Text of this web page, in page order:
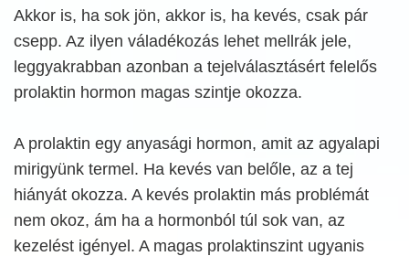
Akkor is, ha sok jön, akkor is, ha kevés, csak pár
csepp. Az ilyen váladékozás lehet mellrák jele,
leggyakrabban azonban a tejelválasztásért felelős
prolaktin hormon magas szintje okozza.
A prolaktin egy anyasági hormon, amit az agyalapi
mirigyünk termel. Ha kevés van belőle, az a tej
hiányát okozza. A kevés prolaktin más problémát
nem okoz, ám ha a hormonból túl sok van, az
kezelést igényel. A magas prolaktinszint ugyanis